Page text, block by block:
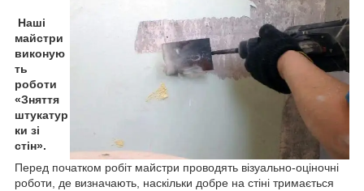
Наші
майстри
виконую
ть
роботи
«Зняття
штукатур
ки зі
стін».
Перед початком робіт майстри проводять візуально-оціночні
роботи, де визначають, наскільки добре на стіні тримається